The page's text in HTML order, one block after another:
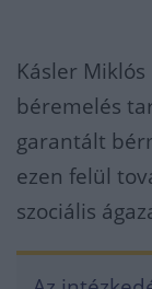
Kásler
béremelés
garantált
ezen felül
szociális